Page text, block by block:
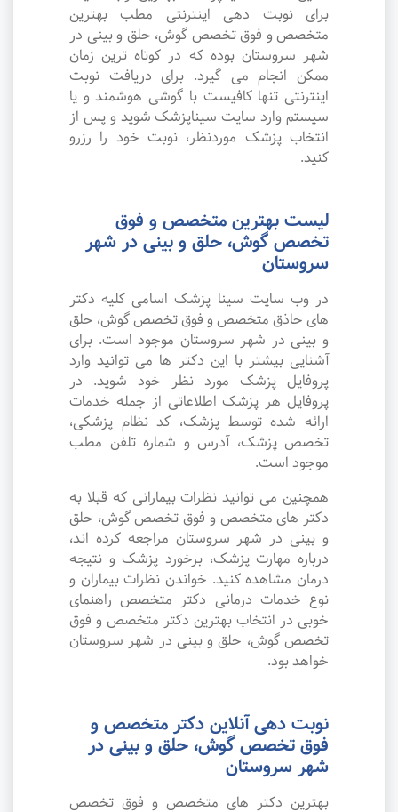
برای نوبت دهی اینترنتی مطب بهترین
متخصص و فوق تخصص گوش، حلق و بینی در
شهر سروستان بوده که در کوتاه ترین زمان
ممکن انجام می گیرد. برای دریافت نوبت
اینترنتی تنها کافیست با گوشی هوشمند و یا
سیستم وارد سایت سیناپزشک شوید و پس از
انتخاب پزشک موردنظر، نوبت خود را رزرو
کنید.
لیست بهترین متخصص و فوق
تخصص گوش، حلق و بینی در شهر
سروستان
در وب سایت سینا پزشک اسامی کلیه دکتر
های حاذق متخصص و فوق تخصص گوش، حلق
و بینی در شهر سروستان موجود است. برای
آشنایی بیشتر با این دکتر ها می توانید وارد
پروفایل پزشک مورد نظر خود شوید. در
پروفایل هر پزشک اطلاعاتی از جمله خدمات
ارائه شده توسط پزشک، کد نظام پزشکی،
تخصص پزشک، آدرس و شماره تلفن مطب
موجود است.
همچنین می توانید نظرات بیمارانی که قبلا به
دکتر های متخصص و فوق تخصص گوش، حلق
و بینی در شهر سروستان مراجعه کرده اند،
درباره مهارت پزشک، برخورد پزشک و نتیجه
درمان مشاهده کنید. خواندن نظرات بیماران و
نوع خدمات درمانی دکتر متخصص راهنمای
خوبی در انتخاب بهترین دکتر متخصص و فوق
تخصص گوش، حلق و بینی در شهر سروستان
خواهد بود.
نوبت دهی آنلاین دکتر متخصص و
فوق تخصص گوش، حلق و بینی در
شهر سروستان
بهترین دکتر های متخصص و فوق تخصص